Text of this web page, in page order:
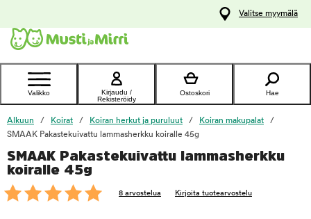
Ota yhteyttä
asiakaspalveluun
Valitse myymälä
Valikko
Kirjaudu /
Rekisteröidy
Ostoskori Hae
Alkuun Koirat Koiran herkut ja puruluut
Koiran makupalat
SMAAK Pakastekuivattu lammasherkku koiralle 45g
SMAAK Pakastekuivattu lammasherkku
koiralle 45g
8 arvostelua Kirjoita tuotearvostelu
foo